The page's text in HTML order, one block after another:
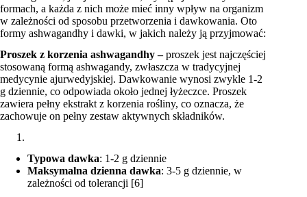
formach, a każda z nich może mieć inny wpływ na organizm
w zależności od sposobu przetworzenia i dawkowania. Oto
formy ashwagandhy i dawki, w jakich należy ją przyjmować:
Proszek z korzenia ashwagandhy –proszek jest najczęściej
stosowaną formą ashwagandy, zwłaszcza w tradycyjnej
medycynie ajurwedyjskiej. Dawkowanie wynosi zwykle 1-2
g dziennie, co odpowiada około jednej łyżeczce. Proszek
zawiera pełny ekstrakt z korzenia rośliny, co oznacza, że
zachowuje on pełny zestaw aktywnych składników.
Typowa dawka: 1-2 g dziennie
Maksymalna dzienna dawka: 3-5 g dziennie, w
zależności od tolerancji [6]